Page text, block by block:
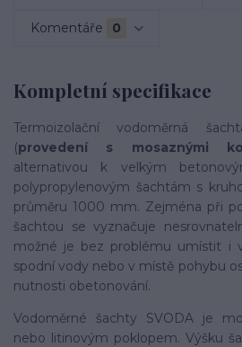
Komentáře 0
Kompletní specifikace
Termoizolační vodoměrná
(provedení s mosaznými
alternativou k velkým
polypropylenovým šachtám s
průměru 1000 mm. Zejména při
šachtou se vyznačuje
možné je bez problému umístit i
spodní vody nebo v místě pohybu
nutnosti obetonování.
Vodoměrné šachty SVODA je
nebo litinovým poklopem. Výšku